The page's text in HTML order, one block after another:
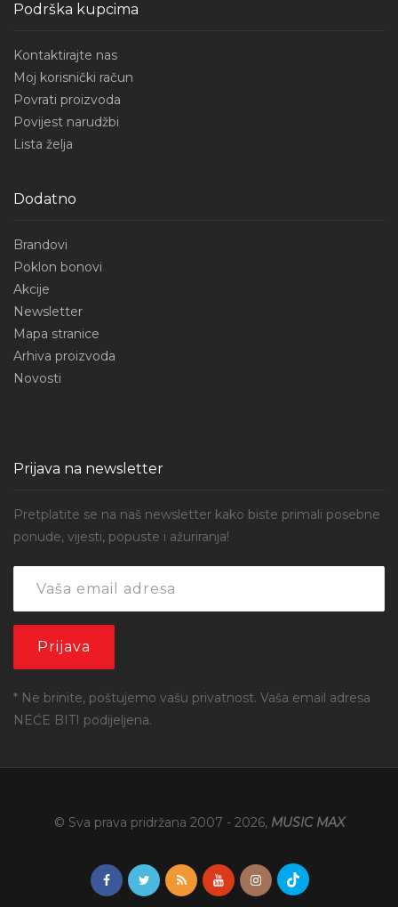
Podrška kupcima
Kontaktirajte nas
Moj korisnički račun
Povrati proizvoda
Povijest narudžbi
Lista želja
Dodatno
Brandovi
Poklon bonovi
Akcije
Newsletter
Mapa stranice
Arhiva proizvoda
Novosti
Prijava na newsletter
Pretplatite se na naš newsletter kako biste primali posebne
ponude, vijesti, popuste i ažuriranja!
* Ne brinite, poštujemo vašu privatnost. Vaša email adresa
NEĆE BITI podijeljena.
© Sva prava pridržana 2007 - 2026, MUSIC MAX